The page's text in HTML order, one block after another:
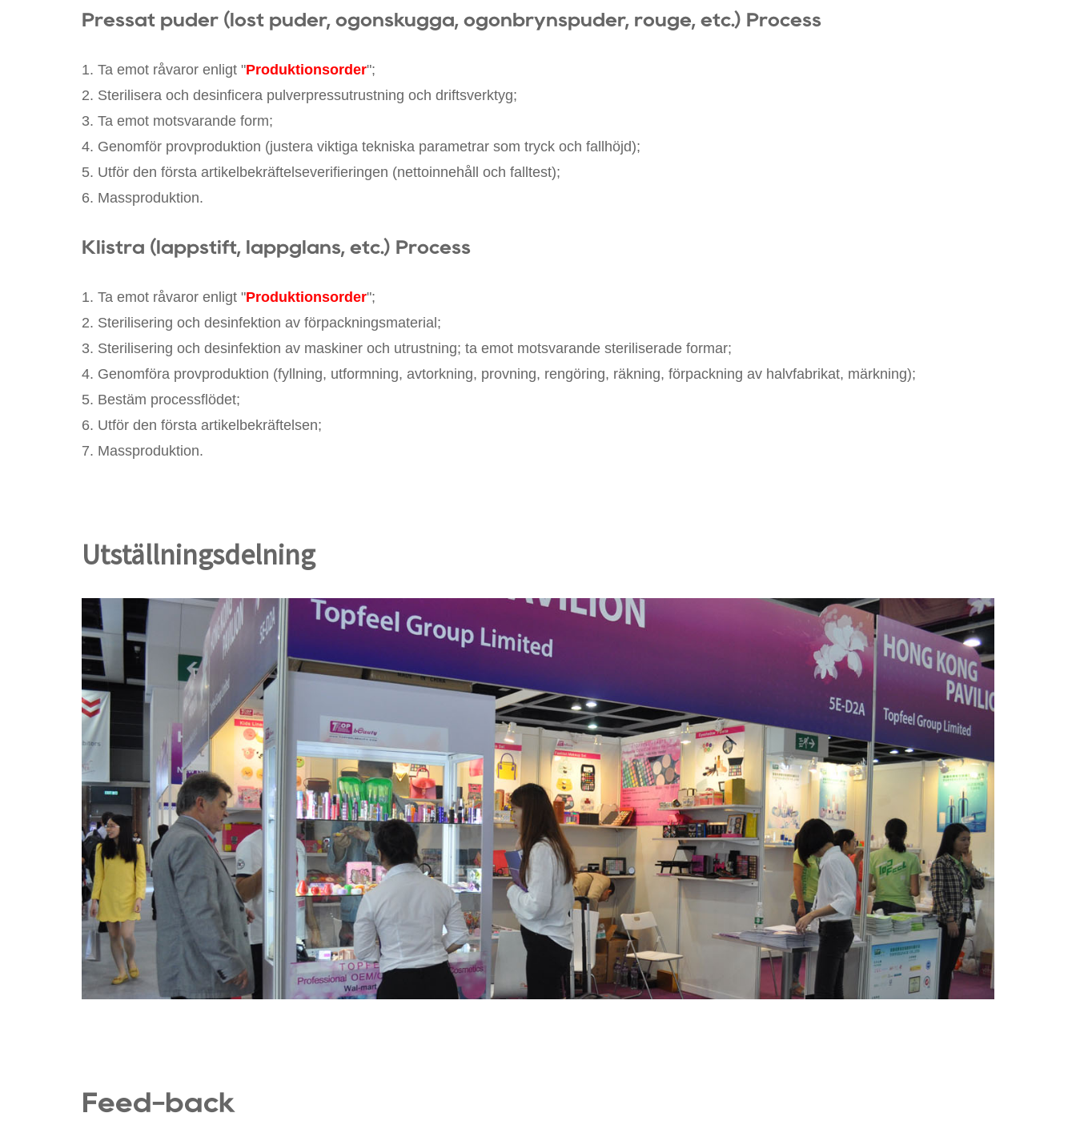
Pressat puder (löst puder, ögonskugga, ögonbrynspuder, rouge, etc.) Process
1. Ta emot råvaror enligt "Produktionsorder";
2. Sterilisera och desinficera pulverpressutrustning och driftsverktyg;
3. Ta emot motsvarande form;
4. Genomför provproduktion (justera viktiga tekniska parametrar som tryck och fallhöjd);
5. Utför den första artikelbekräftelseverifieringen (nettoinnehåll och falltest);
6. Massproduktion.
Klistra (läppstift, läppglans, etc.) Process
1. Ta emot råvaror enligt "Produktionsorder";
2. Sterilisering och desinfektion av förpackningsmaterial;
3. Sterilisering och desinfektion av maskiner och utrustning; ta emot motsvarande steriliserade formar;
4. Genomföra provproduktion (fyllning, utformning, avtorkning, provning, rengöring, räkning, förpackning av halvfabrikat, märkning);
5. Bestäm processflödet;
6. Utför den första artikelbekräftelsen;
7. Massproduktion.
Utställningsdelning
Feed-back